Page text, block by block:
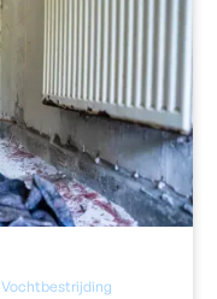
Vochtbestrijding